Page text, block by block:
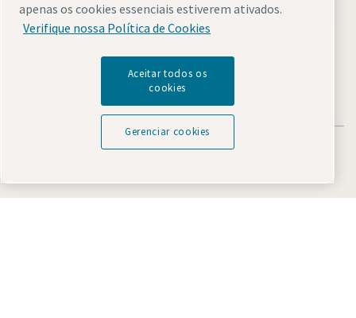
apenas os cookies essenciais estiverem ativados.
Verifique nossa Política de Cookies
Aceitar todos os
cookies
Gerenciar cookies